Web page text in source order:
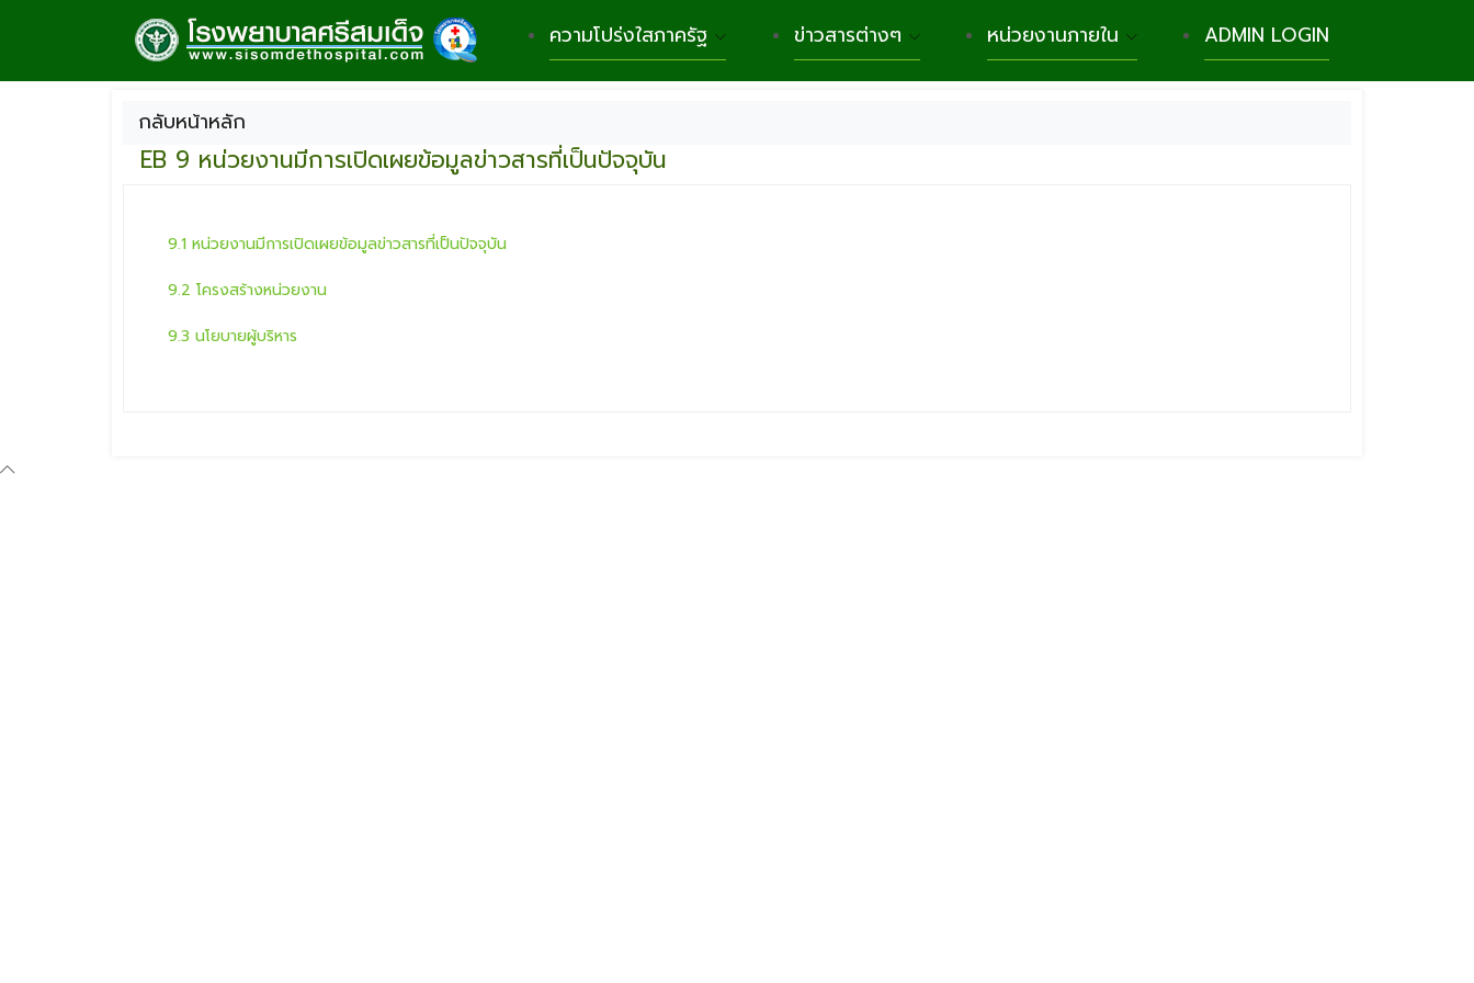
ความโปร่งใสภาครัฐ ข่าวสารต่างๆ หน่วยงานภายใน ADMIN LOGIN
กลับหน้าหลัก
EB 9 หน่วยงานมีการเปิดเผยข้อมูลข่าวสารที่เป็นปัจจุบัน
9.1 หน่วยงานมีการเปิดเผยข้อมูลข่าวสารที่เป็นปัจจุบัน
9.2 โครงสร้างหน่วยงาน
9.3 นโยบายผู้บริหาร